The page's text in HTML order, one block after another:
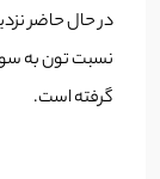
نسبت تون به
گرفته است.